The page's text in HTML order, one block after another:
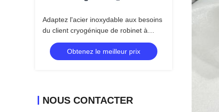
Adaptez l'acier inoxydable aux besoins
du client cryogénique de robinet à
tournant sphérique Ss304/316 pour
l'azote d'ammoniaque
Obtenez le meilleur prix
NOUS CONTACTER